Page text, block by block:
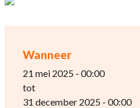
Wanneer
21 mei 2025 - 00:00
tot
31 december 2025 - 00:00